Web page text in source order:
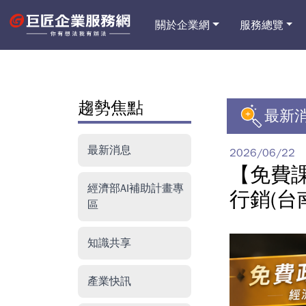
關於企業網 服務總覽
趨勢焦點
最新消息
經濟部AI補助計畫專
區
知識共享
產業快訊
最新
2026/06/22
【免
行銷(台